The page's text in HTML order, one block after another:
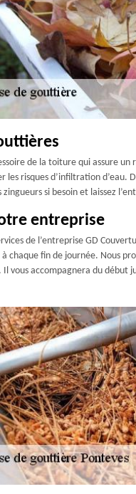
de la toiture qui assure
les risques d’infiltration
zingueurs si besoin et laissez
entreprise
de l’entreprise GD
chaque fin de journée. Nous
vous accompagnera du début